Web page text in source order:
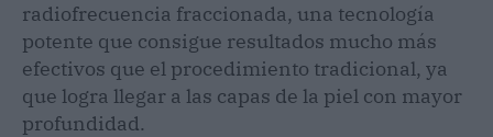
radiofrecuencia fraccionada, una tecnología
potente que consigue resultados mucho más
efectivos que el procedimiento tradicional, ya
que logra llegar a las capas de la piel con mayor
profundidad.